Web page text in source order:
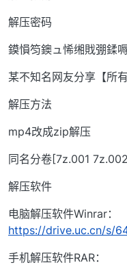
解压密码
鏌愪笉鐭ュ悕缃戝弸鍒
某不知名网友分享【所
解压方法
mp4改成zip解压
同名分卷[7z.001
解压软件
电脑解压软件Winrar：
https://drive.uc.cn/s/
手机解压软件RAR：